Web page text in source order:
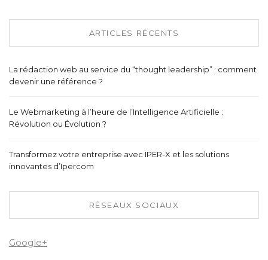
ARTICLES RÉCENTS
La rédaction web au service du “thought leadership” : comment
devenir une référence ?
Le Webmarketing à l’heure de l’Intelligence Artificielle :
Révolution ou Évolution ?
Transformez votre entreprise avec IPER-X et les solutions
innovantes d’Ipercom
RÉSEAUX SOCIAUX
Google+